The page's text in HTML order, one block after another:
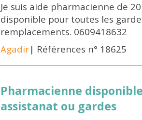
Je suis aide pharmacienne de
disponible pour toutes les
remplacements. 0609418632
Agadir| Références n° 18625
Pharmacienne
assistanat ou gardes